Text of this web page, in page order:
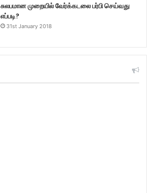
சுலபமான முறையில் வேர்க்கடலை பர்பி செய்வது
எப்படி?
31st January 2018